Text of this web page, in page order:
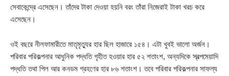
সেবাকেন্দ্রে এসেছেন। তাঁদের টাকা দেওয়া হয়নি বরং তাঁরা নিজেরাই টাকা খরচ করে
এসেছেন।
ওই বছরে নীলফামারীতে মাতৃমৃত্যুর হার ছিল হাজারে ১৫৪। এটা খুবই ভালো অর্জন।
পরিবার পরিকল্পনার আধুনিক পদ্ধতি গৃহীত হওয়ার হার ৫২ শতাংশ, অন্যদিকে স্বল্পমেয়াদি
পদ্ধতি তথা পিল আর কনডম গ্রহণের হার ৮৬ শতাংশ। তবে পরিবার পরিকল্পনার সাফল্য